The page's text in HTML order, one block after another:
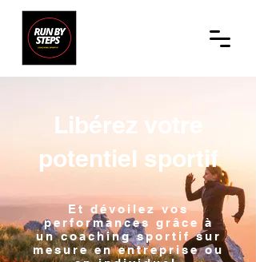
Libérez votre
potentiel sportif
Et dévoilez vos
performances grâce à
un coaching sportif sur
mesure en entreprise ou